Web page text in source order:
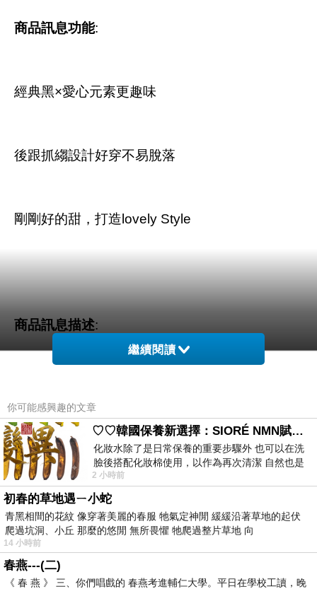
商品訊息功能:
經典黑×愛心元素更趣味
後跟抓縐設計好穿不易脫落
剛剛好的甜，打造lovely Style
商品訊息描述:
繼續閱讀
你可能感興趣的文章
♡♡韓國保養新選擇：SIORÉ NMN賦活泡泡化妝水♡♡
化妝水除了是日常保養的重要步驟外 也可以在洗
臉後搭配化妝棉使用，以作為再次清潔 自然也是
我的保養必備品項 不過，我對於化妝
2 小時前
初春的草地遇ㄧ小蛇
青黑相間的花紋 像穿著美麗的春服 牠氣定神閒 緩緩沿著草地的起伏
爬過坑洞、小丘 那麼的悠閒 無所畏懼 牠爬過整片草地 向
14 小時前
春燕---(二)
《 春 燕 》 三、你們唱戲的 春燕考進輔仁大學。平日在學校工讀，晚